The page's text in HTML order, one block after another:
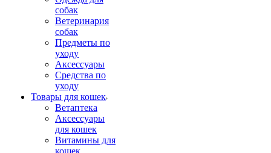
собак
Ветеринария
собак
Предметы по
уходу
Аксессуары
Средства по
уходу
Товары для кошек
Ветаптека
Аксессуары
для кошек
Витамины для
кошек